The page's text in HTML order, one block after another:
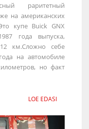
раритетный
на американских
купе Buick GNX
года выпуска,
км.Сложно себе
на автомобиле
но факт
LOE EDASI